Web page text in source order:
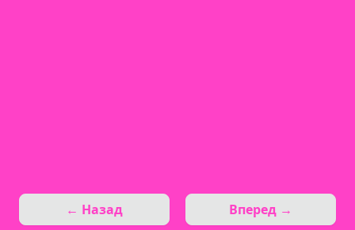
← Назад Вперед →